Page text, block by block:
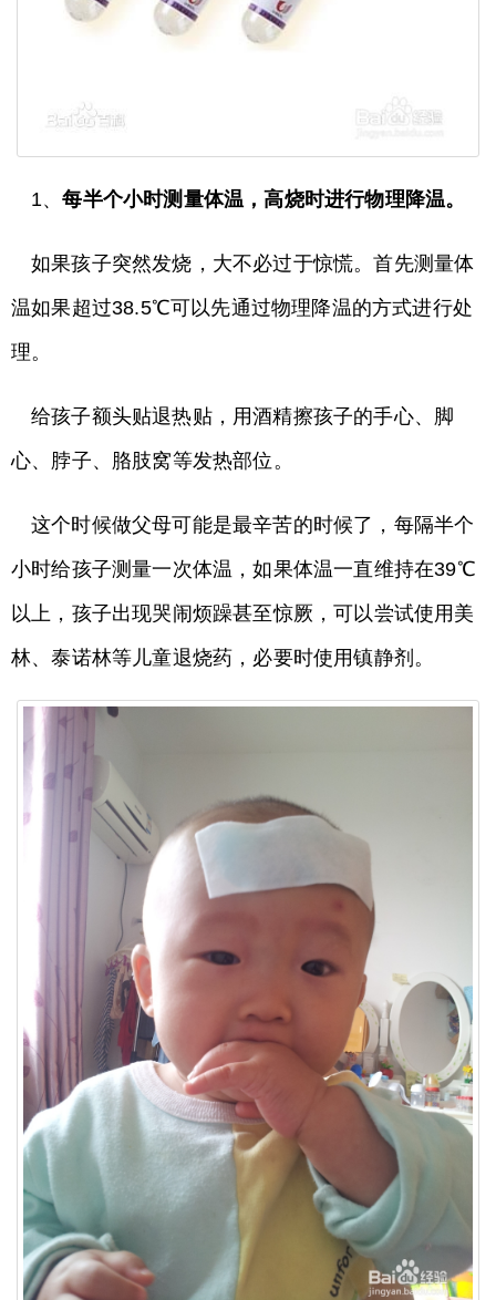
1、每半个小时测量体温，高烧时进行物理降温。
如果孩子突然发烧，大不必过于惊慌。首先测量体
温如果超过38.5℃可以先通过物理降温的方式进行处
理。
给孩子额头贴退热贴，用酒精擦孩子的手心、脚
心、脖子、胳肢窝等发热部位。
这个时候做父母可能是最辛苦的时候了，每隔半个
小时给孩子测量一次体温，如果体温一直维持在39℃
以上，孩子出现哭闹烦躁甚至惊厥，可以尝试使用美
林、泰诺林等儿童退烧药，必要时使用镇静剂。